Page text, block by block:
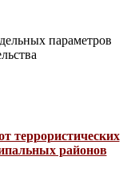
параметров
террористических
районов